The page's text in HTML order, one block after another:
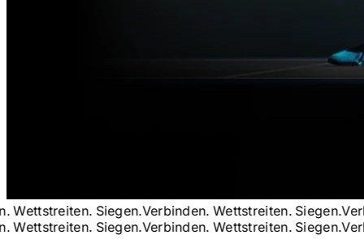
Siegen.Verbinden. Wettstreiten. Siegen.
Siegen.Verbinden. Wettstreiten. Siegen.